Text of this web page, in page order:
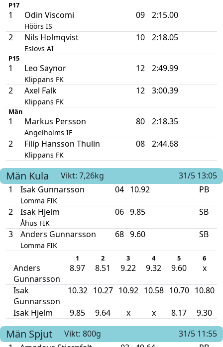
P17
1 Odin Viscomi
Höörs IS
09 2:15.00
2 Nils Holmqvist
Eslövs AI
10 2:18.05
P15
1 Leo Saynor
Klippans FK
12 2:49.99
2 Axel Falk
Klippans FK
12 3:00.39
Män
1 Markus Persson
Ängelholms IF
80 2:18.35
2 Filip Hansson Thulin
Klippans FK
08 2:44.68
Män Kula Vikt: 7,26kg
31/5 13:05
1
Isak Gunnarsson
Lomma FIK
04 10.92 PB
2 Isak Hjelm
Åhus FIK
06 9.85 SB
3 Anders Gunnarsson
Lomma FIK
68 9.60 SB
1 2 3 4 5 6
Anders
Gunnarsson
8.97 8.51 9.22 9.32 9.60 x
Isak
Gunnarsson
10.32 10.27 10.92 10.58 10.70 10.80
Isak Hjelm 9.85 9.64 x x 8.17 9.30
Män Spjut Vikt: 800g
31/5 11:55